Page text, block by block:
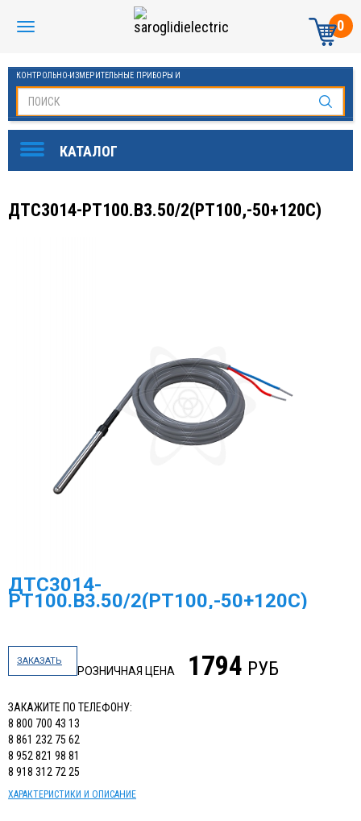
0
КОНТРОЛЬНО-ИЗМЕРИТЕЛЬНЫЕ ПРИБОРЫ И
ДТС3014-PТ100.B3.50/2(РТ100,-50+120С)
ДТС3014-
PТ100.B3.50/2(РТ100,-50+120С)
ЗАКАЗАТЬ
РОЗНИЧНАЯ ЦЕНА 1794 РУБ
ЗАКАЖИТЕ ПО ТЕЛЕФОНУ:
8 800 700 43 13
8 861 232 75 62
8 952 821 98 81
8 918 312 72 25
ХАРАКТЕРИСТИКИ И ОПИСАНИЕ